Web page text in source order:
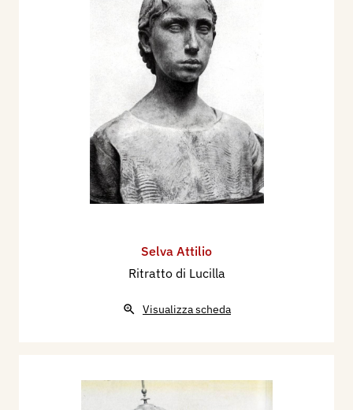
Selva Attilio
Ritratto di Lucilla
Visualizza scheda